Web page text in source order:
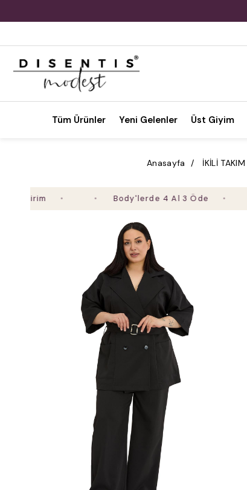
Tüm Ürünler Yeni Gelenler Üst Giyim
Anasayfa İKİLİ TAKIM
Body'lerde 4 Al 3 Öde